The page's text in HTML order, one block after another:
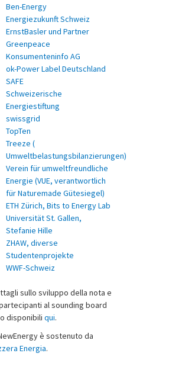
Ben-Energy
Energiezukunft Schweiz
ErnstBasler und Partner
Greenpeace
Konsumenteninfo AG
ok-Power Label Deutschland
SAFE
Schweizerische
Energiestiftung
swissgrid
TopTen
Treeze (
Umweltbelastungsbilanzierungen)
Verein für umweltfreundliche
Energie (VUE, verantwortlich
für Naturemade Gütesiegel)
ETH Zürich, Bits to Energy Lab
Universität St. Gallen,
Stefanie Hille
ZHAW, diverse
Studentenprojekte
WWF-Schweiz
sullo sviluppo della nota e
al sounding board
disponibili qui.
è sostenuto da
Energia.